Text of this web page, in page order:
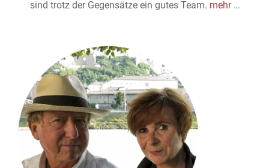
sind trotz der Gegensätze ein gutes Team. mehr …